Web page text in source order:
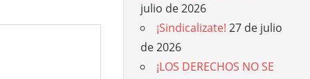
julio de 2026
¡Sindicalizate! 27 de julio
de 2026
¡LOS DERECHOS NO SE